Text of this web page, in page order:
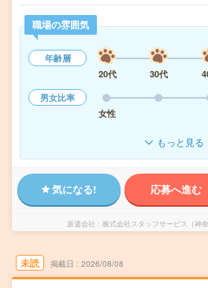
職場の雰囲気
年齢層
20代
30代
男女比率
女性
もっと見る
気になる! 応募へ進む
派遣会社 株式会社スタッフサービス（神
未読 掲載日 2026/08/08